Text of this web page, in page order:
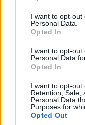
use your data for
consent section.
I want to opt-out
Personal Data.
Opted In
I want to opt-
Personal Data
Opted In
I want to opt-out
Retention, Sale,
Personal Data
Purposes for
Opted Out